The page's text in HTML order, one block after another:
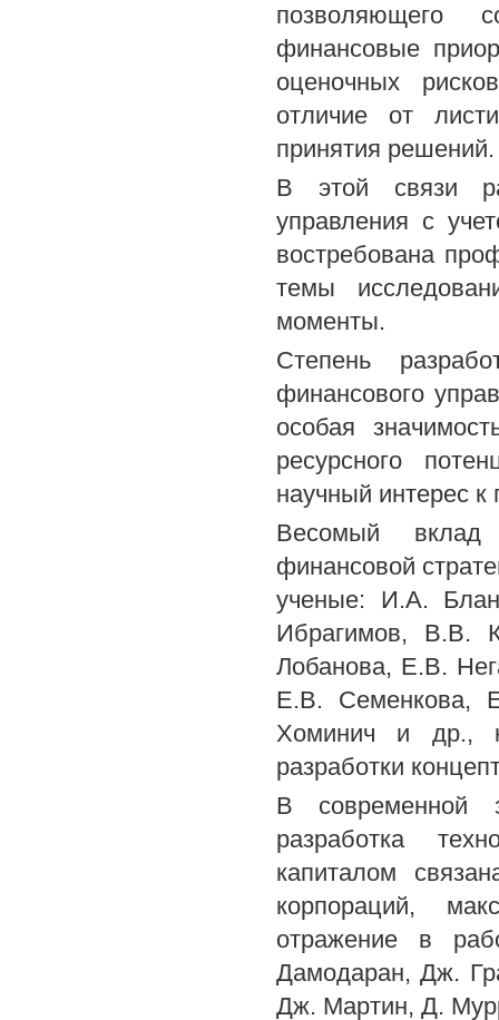
позволяющего
финансовые
оценочных
отличие от
принятия решений.
В этой связи
управления с
востребована
темы
моменты.
Степень
финансового
особая
ресурсного
научный интерес к
Весомый вклад
финансовой
ученые: И.А.
Ибрагимов, В.В.
Лобанова, Е.В.
Е.В. Семенкова,
Хоминич и др.,
разработки
В современной
разработка
капиталом
корпораций,
отражение в
Дамодаран, Дж.
Дж. Мартин, Д.